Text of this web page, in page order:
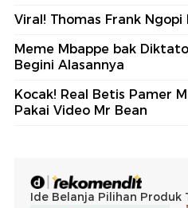
Viral! Thomas Frank Ngopi
Meme Mbappe bak
Begini Alasannya
Kocak! Real Betis Pamer
Pakai Video Mr Bean